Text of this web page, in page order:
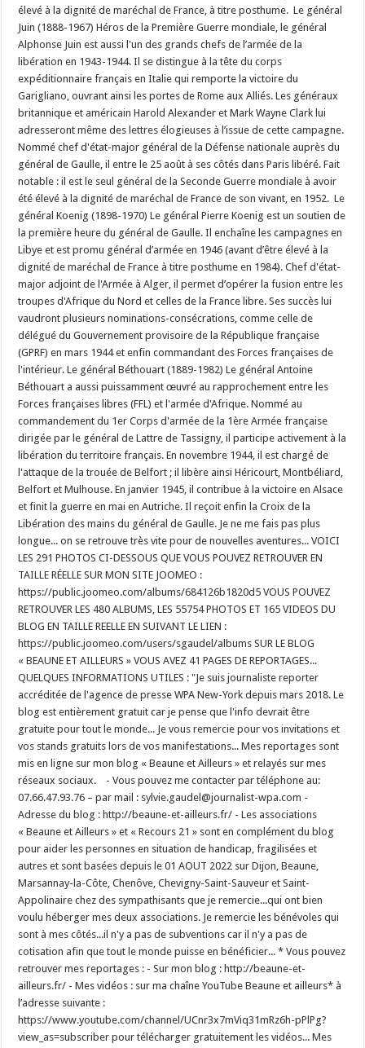
élevé à la dignité de maréchal de France, à titre posthume. Le général
Juin (1888-1967) Héros de la Première Guerre mondiale, le général
Alphonse Juin est aussi l'un des grands chefs de l’armée de la
libération en 1943-1944. Il se distingue à la tête du corps
expéditionnaire français en Italie qui remporte la victoire du
Garigliano, ouvrant ainsi les portes de Rome aux Alliés. Les généraux
britannique et américain Harold Alexander et Mark Wayne Clark lui
adresseront même des lettres élogieuses à l’issue de cette campagne.
Nommé chef d'état-major général de la Défense nationale auprès du
général de Gaulle, il entre le 25 août à ses côtés dans Paris libéré. Fait
notable : il est le seul général de la Seconde Guerre mondiale à avoir
été élevé à la dignité de maréchal de France de son vivant, en 1952. Le
général Koenig (1898-1970) Le général Pierre Koenig est un soutien de
la première heure du général de Gaulle. Il enchaîne les campagnes en
Libye et est promu général d’armée en 1946 (avant d’être élevé à la
dignité de maréchal de France à titre posthume en 1984). Chef d'état-
major adjoint de l'Armée à Alger, il permet d’opérer la fusion entre les
troupes d'Afrique du Nord et celles de la France libre. Ses succès lui
vaudront plusieurs nominations-consécrations, comme celle de
délégué du Gouvernement provisoire de la République française
(GPRF) en mars 1944 et enfin commandant des Forces françaises de
l'intérieur. Le général Béthouart (1889-1982) Le général Antoine
Béthouart a aussi puissamment œuvré au rapprochement entre les
Forces françaises libres (FFL) et l'armée d'Afrique. Nommé au
commandement du 1er Corps d'armée de la 1ère Armée française
dirigée par le général de Lattre de Tassigny, il participe activement à la
libération du territoire français. En novembre 1944, il est chargé de
l'attaque de la trouée de Belfort ; il libère ainsi Héricourt, Montbéliard,
Belfort et Mulhouse. En janvier 1945, il contribue à la victoire en Alsace
et finit la guerre en mai en Autriche. Il reçoit enfin la Croix de la
Libération des mains du général de Gaulle. Je ne me fais pas plus
longue... on se retrouve très vite pour de nouvelles aventures... VOICI
LES 291 PHOTOS CI-DESSOUS QUE VOUS POUVEZ RETROUVER EN
TAILLE RÉELLE SUR MON SITE JOOMEO :
https://public.joomeo.com/albums/684126b1820d5 VOUS POUVEZ
RETROUVER LES 480 ALBUMS, LES 55754 PHOTOS ET 165 VIDEOS DU
BLOG EN TAILLE REELLE EN SUIVANT LE LIEN :
https://public.joomeo.com/users/sgaudel/albums SUR LE BLOG
« BEAUNE ET AILLEURS » VOUS AVEZ 41 PAGES DE REPORTAGES...
QUELQUES INFORMATIONS UTILES : "Je suis journaliste reporter
accréditée de l'agence de presse WPA New-York depuis mars 2018. Le
blog est entièrement gratuit car je pense que l'info devrait être
gratuite pour tout le monde... Je vous remercie pour vos invitations et
vos stands gratuits lors de vos manifestations... Mes reportages sont
mis en ligne sur mon blog « Beaune et Ailleurs » et relayés sur mes
réseaux sociaux. - Vous pouvez me contacter par téléphone au:
07.66.47.93.76 – par mail : sylvie.gaudel@journalist-wpa.com -
Adresse du blog : http://beaune-et-ailleurs.fr/ - Les associations
« Beaune et Ailleurs » et « Recours 21 » sont en complément du blog
pour aider les personnes en situation de handicap, fragilisées et
autres et sont basées depuis le 01 AOUT 2022 sur Dijon, Beaune,
Marsannay-la-Côte, Chenôve, Chevigny-Saint-Sauveur et Saint-
Appolinaire chez des sympathisants que je remercie...qui ont bien
voulu héberger mes deux associations. Je remercie les bénévoles qui
sont à mes côtés...il n'y a pas de subventions car il n'y a pas de
cotisation afin que tout le monde puisse en bénéficier... * Vous pouvez
retrouver mes reportages : - Sur mon blog : http://beaune-et-
ailleurs.fr/ - Mes vidéos : sur ma chaîne YouTube Beaune et ailleurs* à
l’adresse suivante :
https://www.youtube.com/channel/UCnr3x7mViq31mRz6h-pPlPg?
view_as=subscriber pour télécharger gratuitement les vidéos... Mes